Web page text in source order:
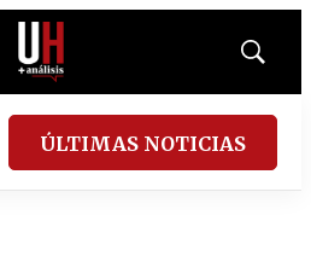
Mostrar
ÚLTIMAS NOTICIAS